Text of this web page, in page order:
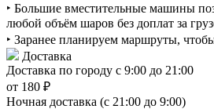
‣ Большие вместительные машины
любой объём шаров без доплат за
‣ Заранее планируем маршруты,
Доставка
Доставка по городу с 9:00 до 21:00
от 180 ₽
Ночная доставка (с 21:00 до 9:00)